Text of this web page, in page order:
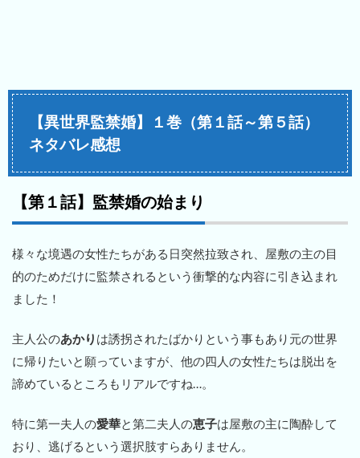
【異世界監禁婚】１巻（第１話～第５話）
ネタバレ感想
【第１話】監禁婚の始まり
様々な境遇の女性たちがある日突然拉致され、屋敷の主の目
的のためだけに監禁されるという衝撃的な内容に引き込まれ
ました！
主人公のあかり は誘拐されたばかりという事もあり元の世界
に帰りたいと願っていますが、他の四人の女性たちは脱出を
諦めているところもリアルですね…。
特に第一夫人の愛華と第二夫人の恵子は屋敷の主に陶酔して
おり、逃げるという選択肢すらありません。